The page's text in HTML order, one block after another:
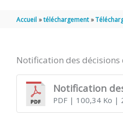
Accueil téléchargement
Notification des
Notification
PDF| 100,34 Ko |